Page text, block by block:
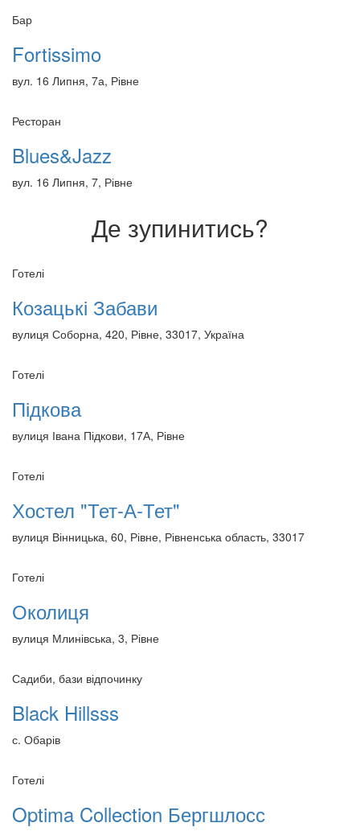
Бар
Fortissimo
вул. 16 Липня, 7а, Рівне
Ресторан
Blues&Jazz
вул. 16 Липня, 7, Рівне
Де зупинитись?
Готелі
Козацькі Забави
вулиця Соборна, 420, Рівне, 33017, Україна
Готелі
Підкова
вулиця Івана Підкови, 17А, Рівне
Готелі
Хостел "Тет-А-Тет"
вулиця Вінницька, 60, Рівне, Рівненська область, 33017
Готелі
Околиця
вулиця Млинівська, 3, Рівне
Садиби, бази відпочинку
Black Hillsss
с. Обарів
Готелі
Optima Collection Бергшлосс